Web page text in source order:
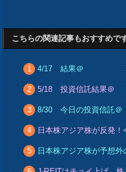
こちらの関連記事もおすすめで
4/17 結果＠
5/18 投資信託結果＠
8/30 今日の投資信託＠
日本株アジア株が反発
日本株アジア株が予想外